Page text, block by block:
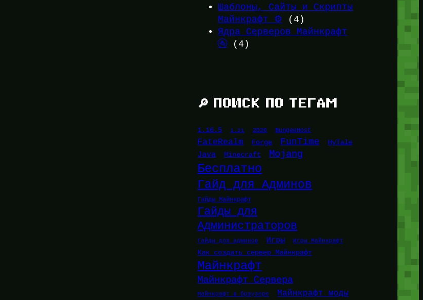
Шаблоны, Сайты и Скрипты
Майнкрафт ⚙️ (4)
Ядра Серверов Майнкрафт
🚰 (4)
🔎 ПОИСК ПО ТЕГАМ
1.16.5 1.21 2026 BungeeHost
FateRealm Forge FunTime HyTale
Java Minecraft Mojang
Бесплатно
Гайд для Админов
Гайды Майнкрафт
Гайды для
Администраторов
Гайды для админов Игры Игры Майнкрафт
Как создать сервер Майнкрафт
Майнкрафт
Майнкрафт Сервера
Майнкрафт в браузере Майнкрафт моды